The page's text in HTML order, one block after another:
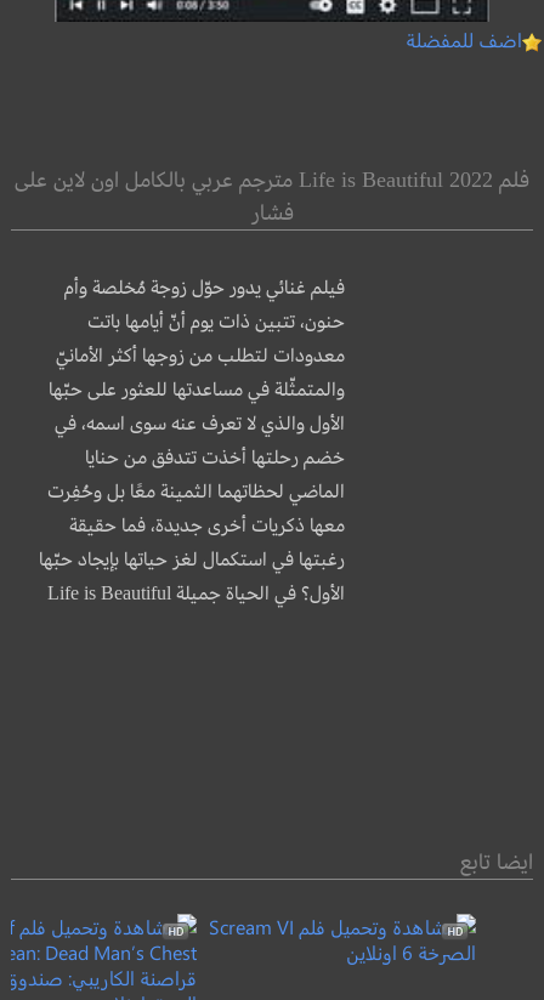
اضف للمفضلة
فلم Life is Beautiful 2022 مترجم عربي بالكامل اون لاين على
فشار
فيلم غنائي يدور حوّل زوجة مُخلصة وأم
حنون، تتبين ذات يوم أنّ أيامها باتت
معدودات لتطلب من زوجها أكثر الأمانيّ
والمتمثّلة في مساعدتها للعثور على حبّها
الأول والذي لا تعرف عنه سوى اسمه، في
خضم رحلتها أخذت تتدفق من حنايا
الماضي لحظاتهما الثمينة معًا بل وحُفِرت
معها ذكريات أخرى جديدة، فما حقيقة
رغبتها في استكمال لغز حياتها بإيجاد حبّها
الأول؟ في الحياة جميلة Life is Beautiful
ايضا تابع